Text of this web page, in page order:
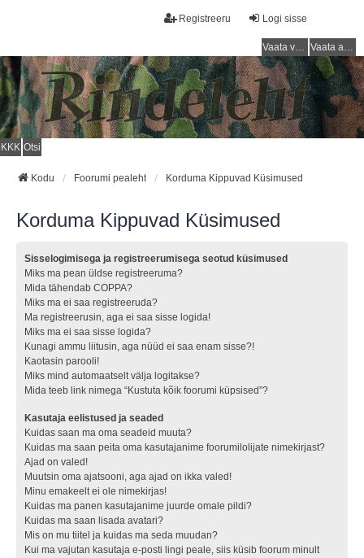
Logi sisse
Registreeru
Vaata vastamata teemasi Vaata aktiivseid teemasid
KKK Otsi
Kodu Foorumi pealeht Korduma Kippuvad Küsimused
Korduma Kippuvad Küsimused
Sisselogimisega ja registreerumisega seotud küsimused
Miks ma pean üldse registreeruma?
Mida tähendab COPPA?
Miks ma ei saa registreeruda?
Ma registreerusin, aga ei saa sisse logida!
Miks ma ei saa sisse logida?
Kunagi ammu liitusin, aga nüüd ei saa enam sisse?!
Kaotasin parooli!
Miks mind automaatselt välja logitakse?
Mida teeb link nimega “Kustuta kõik foorumi küpsised”?
Kasutaja eelistused ja seaded
Kuidas saan ma oma seadeid muuta?
Kuidas ma saan peita oma kasutajanime foorumilolijate nimekirjast?
Ajad on valed!
Muutsin oma ajatsooni, aga ajad on ikka valed!
Minu emakeelt ei ole nimekirjas!
Kuidas ma panen kasutajanime juurde omale pildi?
Kuidas ma saan lisada avatari?
Mis on mu tiitel ja kuidas ma seda muudan?
Kui ma vajutan kasutaja e-posti lingi peale, siis küsib foorum minult